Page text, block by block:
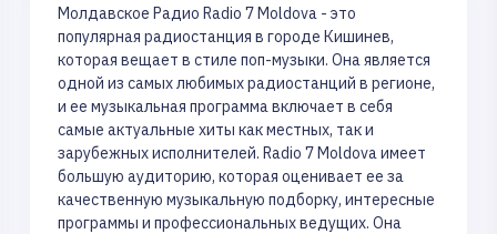
Молдавское Радио Radio 7 Moldova - это
популярная радиостанция в городе Кишинев,
которая вещает в стиле поп-музыки. Она является
одной из самых любимых радиостанций в регионе,
и ее музыкальная программа включает в себя
самые актуальные хиты как местных, так и
зарубежных исполнителей. Radio 7 Moldova имеет
большую аудиторию, которая оценивает ее за
качественную музыкальную подборку, интересные
программы и профессиональных ведущих. Она